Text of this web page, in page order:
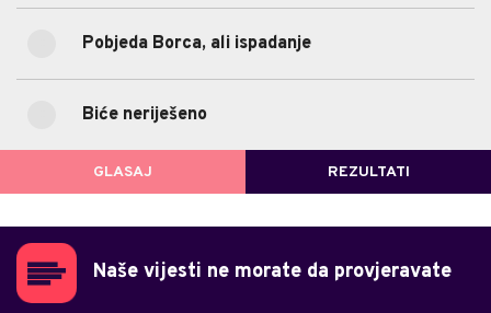
26.17%
8.41%
POVRATAK NA GLASANJE
Pobjeda Borca, ali ispadanje
Biće neriješeno
GLASAJ REZULTATI
Naše vijesti ne morate da provjeravate